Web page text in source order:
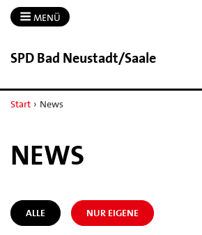
MENÜ
SPD Bad Neustadt/​Saale
Start › News
NEWS
ALLE NUR EIGENE